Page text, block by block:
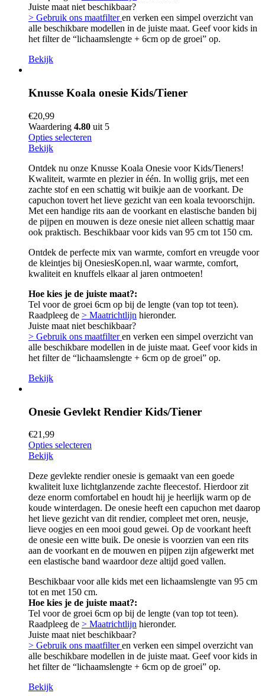
Juiste maat niet beschikbaar?
> Gebruik ons maatfilteren verken een simpel overzicht van
alle beschikbare modellen in de juiste maat. Geef voor kids in
het filter de “lichaamslengte + 6cm op de groei” op.
Bekijk
Knusse Koala onesie Kids/Tiener
€20,99
Waardering 4.80 uit 5
Opties selecteren
Bekijk
Ontdek nu onze Knusse Koala Onesie voor Kids/Tieners!
Kwaliteit, warmte en plezier in één. In wollig grijs, met een
zachte stof en een schattig wit buikje aan de voorkant. De
capuchon tovert het lieve gezicht van een koala tevoorschijn.
Met een handige rits aan de voorkant en elastische banden bij
de pijpen en mouwen is deze onesie niet alleen schattig maar
ook praktisch. Beschikbaar voor kids van 95 cm tot 150 cm.
Ontdek de perfecte mix van warmte, comfort en vreugde voor
de kleintjes bij OnesiesKopen.nl, waar warmte, comfort,
kwaliteit en knuffels elkaar al jaren ontmoeten!
Hoe kies je de juiste maat?:
Tel voor de groei 6cm op bij de lengte (van top tot teen).
Raadpleeg de > Maatrichtlijn hieronder.
Juiste maat niet beschikbaar?
> Gebruik ons maatfilteren verken een simpel overzicht van
alle beschikbare modellen in de juiste maat. Geef voor kids in
het filter de “lichaamslengte + 6cm op de groei” op.
Bekijk
Onesie Gevlekt Rendier Kids/Tiener
€21,99
Opties selecteren
Bekijk
Deze gevlekte rendier onesie is gemaakt van een goede
kwaliteit luxe lichtglanzende zachte fleecestof. Hierdoor zit
deze enorm comfortabel en houdt hij je heerlijk warm op de
koude winterdagen. De onesie heeft een capuchon met daarop
het lieve gezicht van dit rendier, compleet met oren, neusje,
lieve oogjes en een mooi goud gewei. Op de voorkant heeft
de onesie een witte buik. De onesie is voorzien van een rits
aan de voorkant en de mouwen en pijpen zijn afgewerkt met
een elastische band waardoor deze altijd goed vallen.
Beschikbaar voor alle kids met een lichaamslengte van 95 cm
tot en met 150 cm.
Hoe kies je de juiste maat?:
Tel voor de groei 6cm op bij de lengte (van top tot teen).
Raadpleeg de > Maatrichtlijn hieronder.
Juiste maat niet beschikbaar?
> Gebruik ons maatfilteren verken een simpel overzicht van
alle beschikbare modellen in de juiste maat. Geef voor kids in
het filter de “lichaamslengte + 6cm op de groei” op.
Bekijk